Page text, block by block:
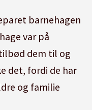
barnehagen
var på
dem til og
det, fordi de har
og familie